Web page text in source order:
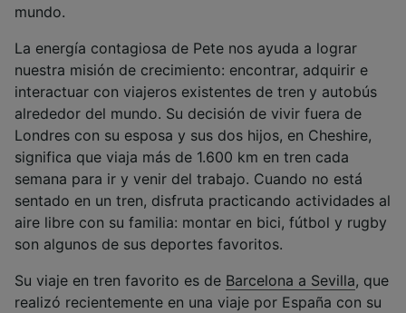
mundo.
La energía contagiosa de Pete nos ayuda a lograr
nuestra misión de crecimiento: encontrar, adquirir e
interactuar con viajeros existentes de tren y autobús
alrededor del mundo. Su decisión de vivir fuera de
Londres con su esposa y sus dos hijos, en Cheshire,
significa que viaja más de 1.600 km en tren cada
semana para ir y venir del trabajo. Cuando no está
sentado en un tren, disfruta practicando actividades al
aire libre con su familia: montar en bici, fútbol y rugby
son algunos de sus deportes favoritos.
Su viaje en tren favorito es de Barcelona a Sevilla, que
realizó recientemente en una viaje por España con su